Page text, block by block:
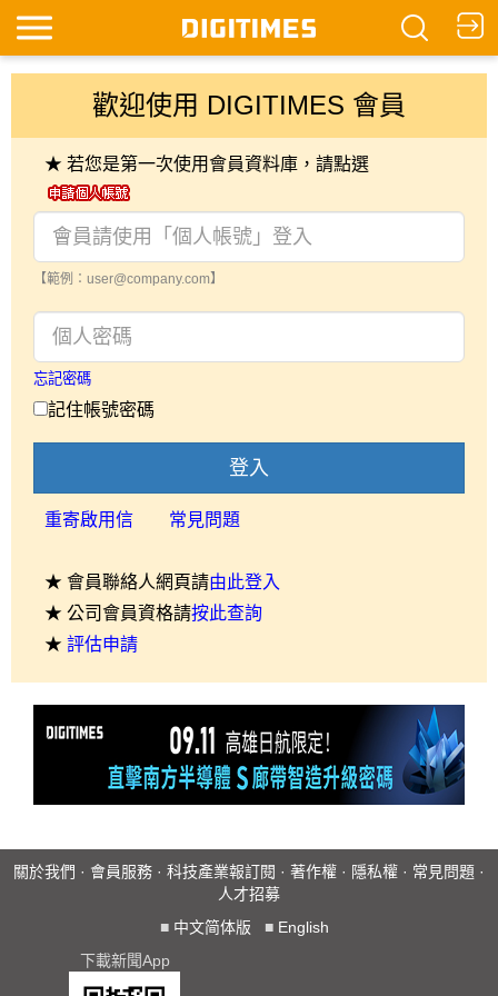
歡迎使用 DIGITIMES 會員
★ 若您是第一次使用會員資料庫，請點選
【範例：user@company.com】
忘記密碼
記住帳號密碼
登入
重寄啟用信 常見問題
★ 會員聯絡人網頁請由此登入
★ 公司會員資格請按此查詢
★ 評估申請
關於我們 · 會員服務 · 科技產業報訂閱 · 著作權 · 隱私權 · 常見問題 ·
人才招募
■ 中文简体版 ■ English
下載新聞App